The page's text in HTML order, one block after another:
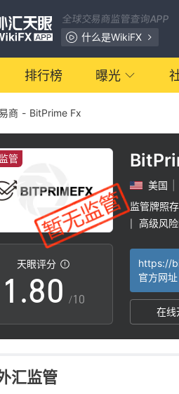
全球交易商监管查询APP
什么是WikiFX
排行榜 曝光
商 - BitPrime Fx
管
天眼评分
0
1
2
3
.
2
3
4
6
7
8
9
0
1
2
/10
美国
监管牌照
高级风
https://
官方网址
在线
汇监管